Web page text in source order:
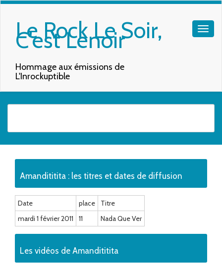
Le Rock Le Soir,
C'est Lenoir
Hommage aux émissions de
L'Inrockuptible
Amandititita : les titres et dates de diffusion
Date place
Titre
mardi 1 février 2011
11 Nada Que Ver
Les vidéos de Amandititita